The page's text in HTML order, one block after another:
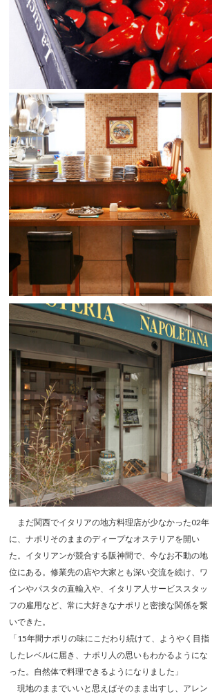
まだ関西でイタリアの地方料理店が少なかった02年
に、ナポリそのままのディープなオステリアを開い
た。イタリアンが競合する阪神間で、今なお不動の地
位にある。修業先の店や大家とも深い交流を続け、ワ
インやパスタの直輸入や、イタリア人サービススタッ
フの雇用など、常に大好きなナポリと密接な関係を繋
いできた。
「15年間ナポリの味にこだわり続けて、ようやく目指
したレベルに届き、ナポリ人の思いもわかるようにな
った。自然体で料理できるようになりました」
現地のままでいいと思えばそのまま出すし、アレン